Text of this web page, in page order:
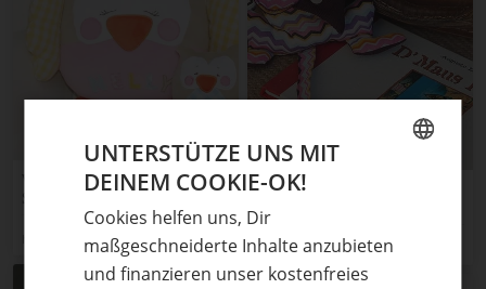
Landmaus begegnet
Stadtmaus
merlanne
Video-Nähanleitung:
„Lou“ selber Nähen
UNTERSTÜTZE UNS MIT
DEINEM COOKIE-OK!
Cookies helfen uns, Dir
maßgeschneiderte Inhalte anzubieten
und finanzieren unser kostenfreies